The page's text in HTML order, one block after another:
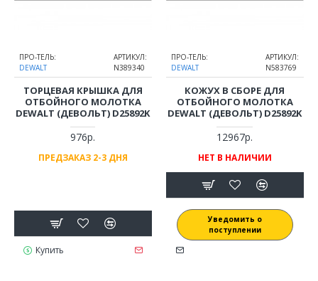
ПРО-ТЕЛЬ:
DEWALT
АРТИКУЛ:
N389340
ТОРЦЕВАЯ КРЫШКА ДЛЯ
ОТБОЙНОГО МОЛОТКА
DEWALT (ДЕВОЛЬТ) D25892K
976р.
ПРЕДЗАКАЗ 2-3 ДНЯ
Купить
ПРО-ТЕЛЬ:
DEWALT
АРТИКУЛ:
N583769
КОЖУХ В СБОРЕ ДЛЯ
ОТБОЙНОГО МОЛОТКА
DEWALT (ДЕВОЛЬТ) D25892K
12967р.
НЕТ В НАЛИЧИИ
Уведомить о
поступлении